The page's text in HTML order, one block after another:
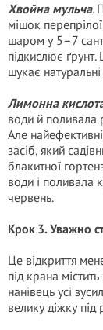
Хвойна мульча.
мішок
шаром у 5–7
підкислює ґрунт.
шукає
Лимонна
води й поливала
Але
засіб, який
блакитної
води і поливала
червень.
Крок 3. Уважно
Це відкриття
під крана
нанівець усі
велику діжку під